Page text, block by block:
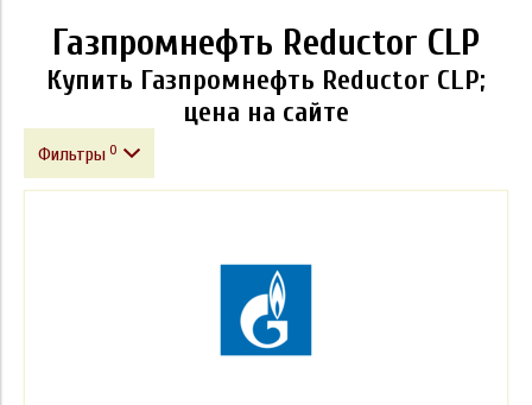
Газпромнефть Reductor CLP
Купить Газпромнефть Reductor CLP;
цена на сайте
Фильтры 0